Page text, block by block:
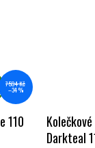
7 594 Kč
–34 %
110
Darkteal